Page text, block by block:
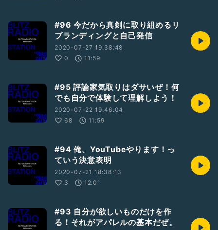
#96 今だから真剣に取り組めるリ
ブランディングと自己発信
2020-07-27 19:38:48
0
11:59
#95 評論家気取りはダサいぜ！何
でも自分で体験して理解しよう！
2020-07-22 19:46:04
68
11:59
#94 俺、YouTubeやります！っ
ていう決意表明
2020-07-21 18:38:13
3
12:01
#93 自分が欲しいものだけを作
る！それがアパレルの基本だぜ。